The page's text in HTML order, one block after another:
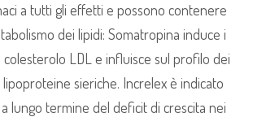
a tutti gli effetti e possono contenere
dei lipidi: Somatropina induce i
LDL e influisce sul profilo dei
sieriche. Increlex è indicato
lungo termine del deficit di crescita nei